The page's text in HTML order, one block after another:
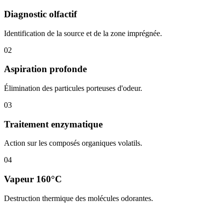
Diagnostic olfactif
Identification de la source et de la zone imprégnée.
02
Aspiration profonde
Élimination des particules porteuses d'odeur.
03
Traitement enzymatique
Action sur les composés organiques volatils.
04
Vapeur 160°C
Destruction thermique des molécules odorantes.